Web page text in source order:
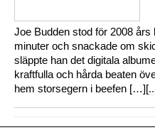
Joe Budden stod för 2008
minuter och snackade om
släppte han det digitala
kraftfulla och hårda beaten
hem storsegern i beefen […][